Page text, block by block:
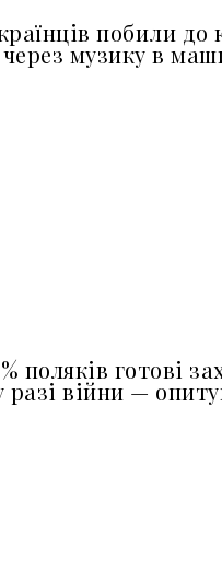
побили до
музику в
поляків готові
разі війни —